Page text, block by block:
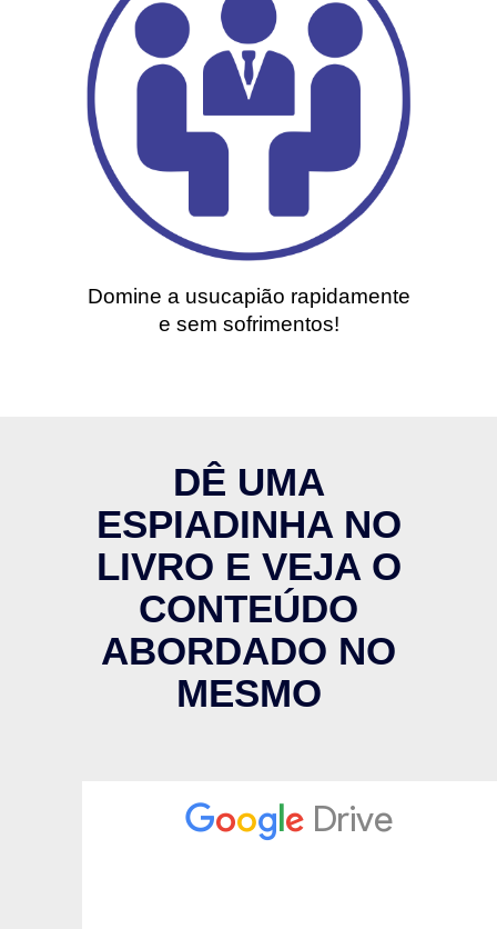
Domine a usucapião rapidamente
e sem sofrimentos!
DÊ UMA
ESPIADINHA NO
LIVRO E VEJA O
CONTEÚDO
ABORDADO NO
MESMO